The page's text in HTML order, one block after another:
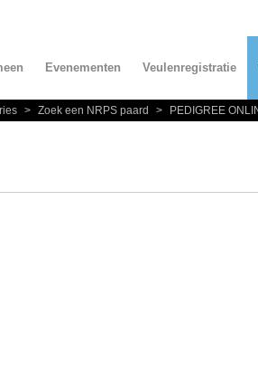
Evenementen Veulenregistratie
> Zoek een NRPS paard > PEDIGREE